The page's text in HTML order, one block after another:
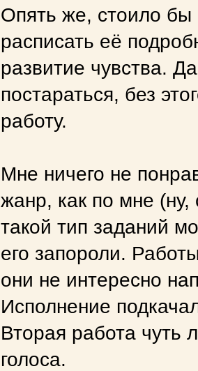
Опять же, стоило бы
расписать её
развитие чувства.
постараться, без
работу.
Мне ничего не
жанр, как по мне (ну,
такой тип заданий
его запороли.
они не интересно
Исполнение
Вторая работа чуть
голоса.